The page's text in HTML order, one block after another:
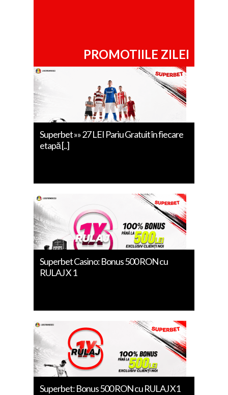
PROMOTIILE ZILEI
Superbet »» 27 LEI Pariu Gratuit în fiecare
etapă [..]
Superbet Casino: Bonus 500 RON cu
RULAJ X 1
Superbet: Bonus 500 RON cu RULAJ X1